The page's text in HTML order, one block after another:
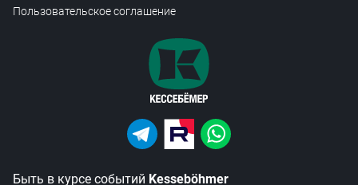
Пользовательское соглашение
Быть в курсе событий Kesseböhmer